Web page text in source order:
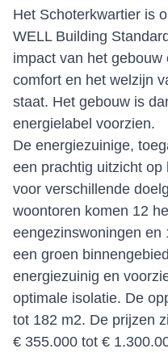
Het Schoterkwartier is
WELL Building
impact van het
comfort en het welzijn
staat. Het gebouw is
energielabel voorzien.
De energiezuinige,
een prachtig uitzicht
voor verschillende
woontoren komen 12
eengezinswoningen en
een groen
energiezuinig en
optimale isolatie. De
tot 182 m2. De prijzen
€ 355.000 tot €